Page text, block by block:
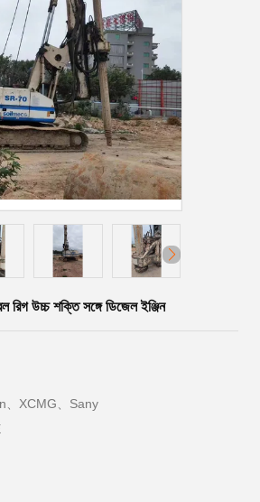
রিগ উচ্চ শক্তি সঙ্গে ডিজেল ইঞ্জিন
、XCMG、Sany